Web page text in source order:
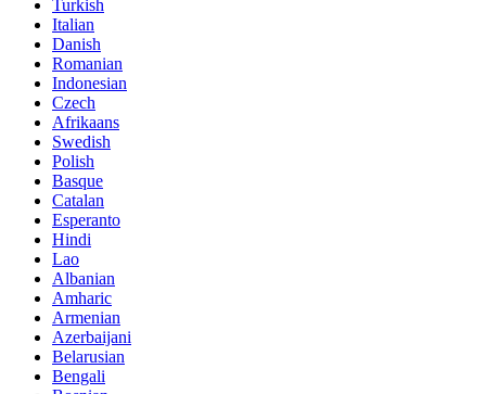
Turkish
Italian
Danish
Romanian
Indonesian
Czech
Afrikaans
Swedish
Polish
Basque
Catalan
Esperanto
Hindi
Lao
Albanian
Amharic
Armenian
Azerbaijani
Belarusian
Bengali